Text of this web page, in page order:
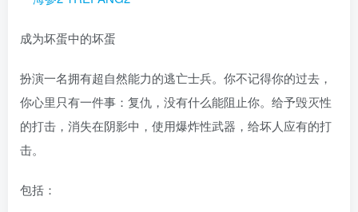
成为坏蛋中的坏蛋
扮演一名拥有超自然能力的逃亡士兵。你不记得你的过去，
你心里只有一件事：复仇，没有什么能阻止你。给予毁灭性
的打击，消失在阴影中，使用爆炸性武器，给坏人应有的打
击。
包括：